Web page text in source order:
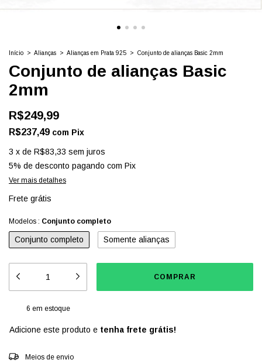
Início > Alianças > Alianças em Prata 925 > Conjunto de alianças Basic 2mm
Conjunto de alianças Basic
2mm
R$249,99
R$237,49 com Pix
3 x de R$83,33 sem juros
5% de desconto pagando com Pix
Ver mais detalhes
Frete grátis
Modelos : Conjunto completo
Conjunto completo Somente alianças
6 em estoque
Adicione este produto e tenha frete grátis!
Entregas para o CEP:
Meios de envio